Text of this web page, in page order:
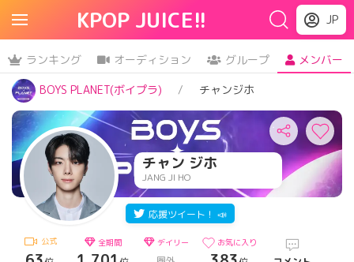
KPOP JUICE!! JP
ランキング オーディション グループ
メンバー
BOYS PLANET(ボイプラ)
チャンジホ
チャン ジホ
JANG JI HO
応援ツイート！ 📣
公式 全期間 デイリー お気に入り